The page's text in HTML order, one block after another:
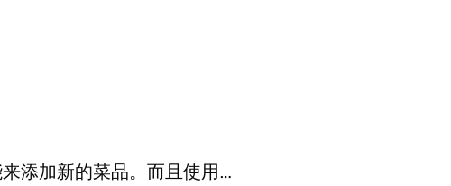
添加新的菜品。而且使用…